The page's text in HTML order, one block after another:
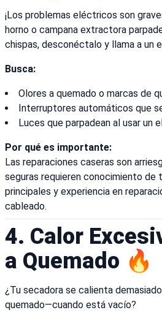
¡Los problemas eléctricos son
horno o campana extractora
chispas, desconéctalo y llama a un
Busca:
Olores a quemado o marcas de
Interruptores automáticos que
Luces que parpadean al usar un
Por qué es importante:
Las reparaciones caseras son
seguras requieren conocimiento de
principales y experiencia en
cableado.
4. Calor
a Quemado 🔥
¿Tu secadora se calienta
quemado—cuando está vacío?